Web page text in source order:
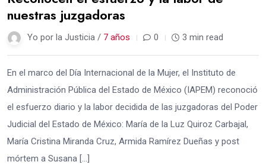
nuestras juzgadoras
Yo por la Justicia / 7 años 0 3 min read
En el marco del Día Internacional de la Mujer, el Instituto de
Administración Pública del Estado de México (IAPEM) reconoció
el esfuerzo diario y la labor decidida de las juzgadoras del Poder
Judicial del Estado de México: María de la Luz Quiroz Carbajal,
María Cristina Miranda Cruz, Armida Ramírez Dueñas y post
mórtem a Susana […]